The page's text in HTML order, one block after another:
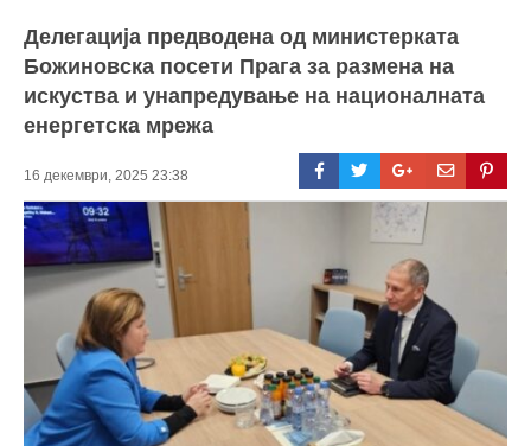
Делегација предводена од министерката
Божиновска посети Прага за размена на
искуства и унапредување на националната
енергетска мрежа
16 декември, 2025 23:38